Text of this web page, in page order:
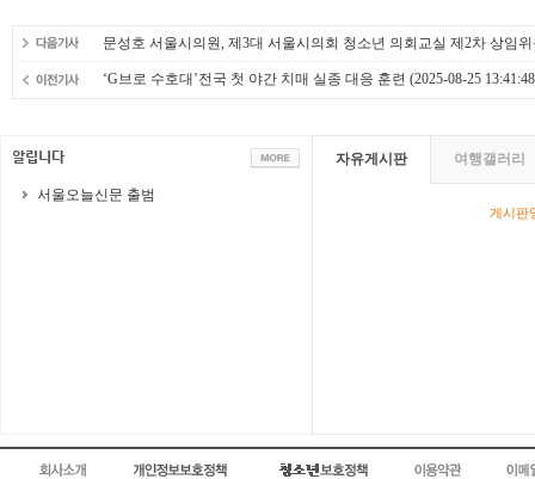
문성호 서울시의원, 제3대 서울시의회 청소년 의회교실 제2차 상임
‘G브로 수호대’전국 첫 야간 치매 실종 대응 훈련 (2025-08-25
서울오늘신문 출범
자유게시판 여행갤러리
게시판